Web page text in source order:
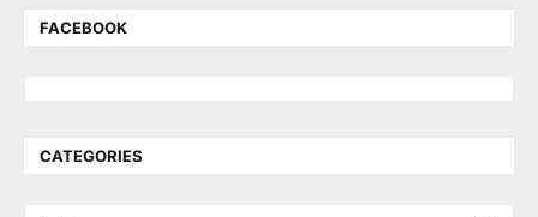
FACEBOOK
CATEGORIES